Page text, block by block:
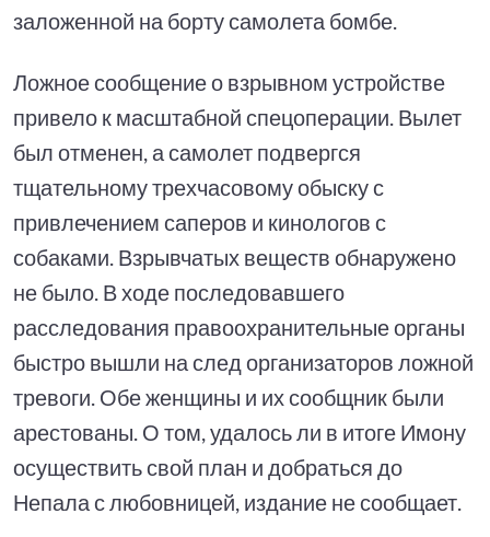
заложенной на борту самолета бомбе.
Ложное сообщение о взрывном устройстве
привело к масштабной спецоперации. Вылет
был отменен, а самолет подвергся
тщательному трехчасовому обыску с
привлечением саперов и кинологов с
собаками. Взрывчатых веществ обнаружено
не было. В ходе последовавшего
расследования правоохранительные органы
быстро вышли на след организаторов ложной
тревоги. Обе женщины и их сообщник были
арестованы. О том, удалось ли в итоге Имону
осуществить свой план и добраться до
Непала с любовницей, издание не сообщает.